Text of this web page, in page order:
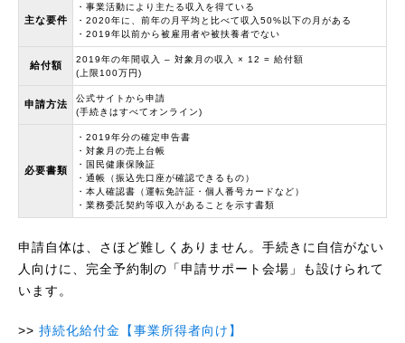
主な要件
・事業活動により主たる収入を得ている
・2020年に、前年の月平均と比べて収入50%以下の月がある
・2019年以前から被雇用者や被扶養者でない
給付額
2019年の年間収入 – 対象月の収入 × 12 = 給付額
(上限100万円)
申請方法
公式サイトから申請
(手続きはすべてオンライン)
必要書類
・2019年分の確定申告書
・対象月の売上台帳
・国民健康保険証
・通帳（振込先口座が確認できるもの）
・本人確認書（運転免許証・個人番号カードなど）
・業務委託契約等収入があることを示す書類
申請自体は、さほど難しくありません。手続きに自信がない
人向けに、完全予約制の「申請サポート会場」も設けられて
います。
持続化給付金【事業所得者向け】